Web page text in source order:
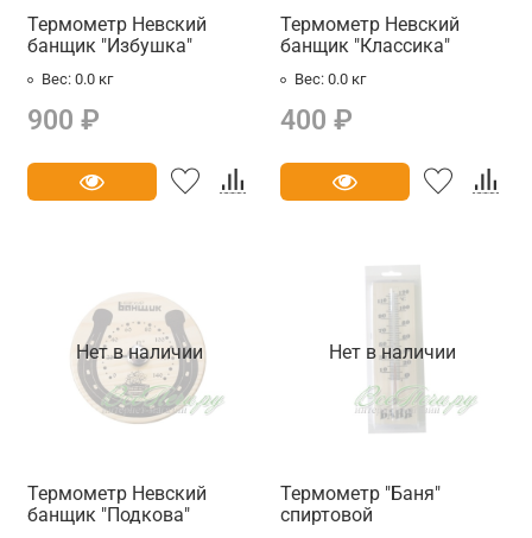
Термометр Невский
банщик "Избушка"
Вес: 0.0 кг
900 ₽
Термометр Невский
банщик "Классика"
Вес: 0.0 кг
400 ₽
Нет в наличии
Термометр Невский
банщик "Подкова"
Нет в наличии
Термометр "Баня"
спиртовой